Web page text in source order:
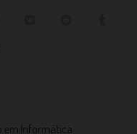
em Informática